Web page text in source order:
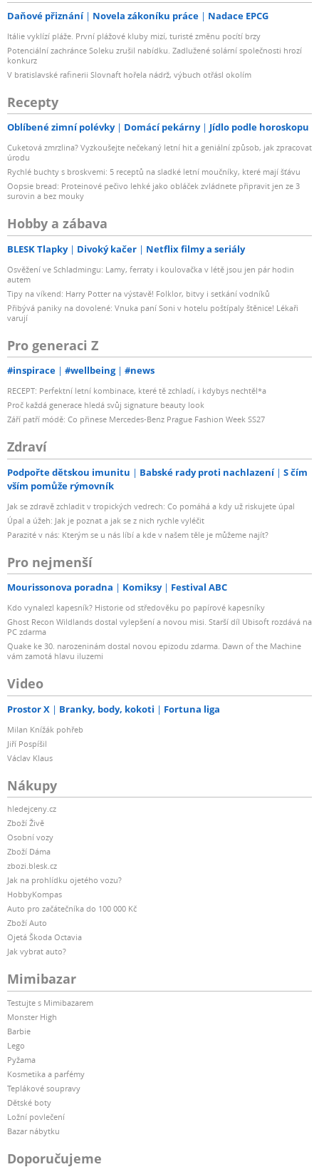
Daňové přiznání Novela zákoníku práce Nadace EPCG
Itálie vyklízí pláže. První plážové kluby mizí, turisté změnu pocítí brzy
Potenciální zachránce Soleku zrušil nabídku. Zadlužené solární společnosti hrozí
konkurz
V bratislavské rafinerii Slovnaft hořela nádrž, výbuch otřásl okolím
Recepty
Oblíbené zimní polévky Domácí pekárny Jídlo podle horoskopu
Cuketová zmrzlina? Vyzkoušejte nečekaný letní hit a geniální způsob, jak zpracovat
úrodu
Rychlé buchty s broskvemi: 5 receptů na sladké letní moučníky, které mají šťávu
Oopsie bread: Proteinové pečivo lehké jako obláček zvládnete připravit jen ze 3
surovin a bez mouky
Hobby a zábava
BLESK Tlapky Divoký kačer Netflix filmy a seriály
Osvěžení ve Schladmingu: Lamy, ferraty i koulovačka v létě jsou jen pár hodin
autem
Tipy na víkend: Harry Potter na výstavě! Folklor, bitvy i setkání vodníků
Přibývá paniky na dovolené: Vnuka paní Soni v hotelu poštípaly štěnice! Lékaři
varují
Pro generaci Z
#inspirace #wellbeing #news
RECEPT: Perfektní letní kombinace, které tě zchladí, i kdybys nechtěl*a
Proč každá generace hledá svůj signature beauty look
Září patří módě: Co přinese Mercedes-Benz Prague Fashion Week SS27
Zdraví
Podpořte dětskou imunitu Babské rady proti nachlazení
S čím
vším pomůže rýmovník
Jak se zdravě zchladit v tropických vedrech: Co pomáhá a kdy už riskujete úpal
Úpal a úžeh: Jak je poznat a jak se z nich rychle vyléčit
Parazité v nás: Kterým se u nás líbí a kde v našem těle je můžeme najít?
Pro nejmenší
Mourissonova poradna Komiksy Festival ABC
Kdo vynalezl kapesník? Historie od středověku po papírové kapesníky
Ghost Recon Wildlands dostal vylepšení a novou misi. Starší díl Ubisoft rozdává na
PC zdarma
Quake ke 30. narozeninám dostal novou epizodu zdarma. Dawn of the Machine
vám zamotá hlavu iluzemi
Video
Prostor X Branky, body, kokoti Fortuna liga
Milan Knížák pohřeb
Jiří Pospíšil
Václav Klaus
Nákupy
hledejceny.cz
Zboží Živě
Osobní vozy
Zboží Dáma
zbozi.blesk.cz
Jak na prohlídku ojetého vozu?
HobbyKompas
Auto pro začátečníka do 100 000 Kč
Zboží Auto
Ojetá Škoda Octavia
Jak vybrat auto?
Mimibazar
Testujte s Mimibazarem
Monster High
Barbie
Lego
Pyžama
Kosmetika a parfémy
Teplákové soupravy
Dětské boty
Ložní povlečení
Bazar nábytku
Doporučujeme